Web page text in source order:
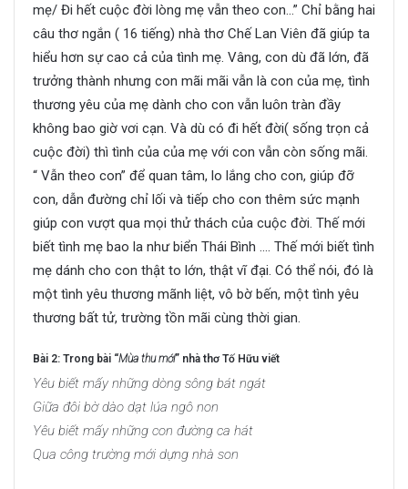
mẹ/ Đi hết cuộc đời lòng mẹ vẫn theo con…” Chỉ bằng hai
câu thơ ngắn ( 16 tiếng) nhà thơ Chế Lan Viên đã giúp ta
hiểu hơn sự cao cả của tình mẹ. Vâng, con dù đã lớn, đã
trưởng thành nhưng con mãi mãi vẫn là con của mẹ, tình
thương yêu của mẹ dành cho con vẫn luôn tràn đầy
không bao giờ vơi cạn. Và dù có đi hết đời( sống trọn cả
cuộc đời) thì tình của của mẹ với con vẫn còn sống mãi.
“ Vẫn theo con” để quan tâm, lo lắng cho con, giúp đỡ
con, dẫn đường chỉ lối và tiếp cho con thêm sức mạnh
giúp con vượt qua mọi thử thách của cuộc đời. Thế mới
biết tình mẹ bao la như biển Thái Bình …. Thế mới biết tình
mẹ dánh cho con thật to lớn, thật vĩ đại. Có thể nói, đó là
một tình yêu thương mãnh liệt, vô bờ bến, một tình yêu
thương bất tử, trường tồn mãi cùng thời gian.
Bài 2: Trong bài “Mùa thu mới” nhà thơ Tố Hữu viết
Yêu biết mấy những dòng sông bát ngát
Giữa đôi bờ dào dạt lúa ngô non
Yêu biết mấy những con đường ca hát
Qua công trường mới dựng nhà son